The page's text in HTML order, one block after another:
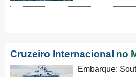
Cruzeiro Internacional no
Embarque: